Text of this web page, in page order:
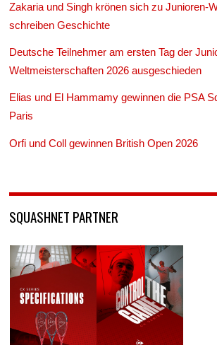
Zakaria und Singh krönen sich zu Junioren-
schreiben Geschichte
Deutsche Teilnehmer am ersten Tag der
Weltmeisterschaften 2026 ausgeschieden
Elias und El Hammamy gewinnen die PSA
Paris
Orfi und Coll gewinnen British Open 2026
SQUASHNET PARTNER